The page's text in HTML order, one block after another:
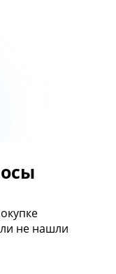
не нашли